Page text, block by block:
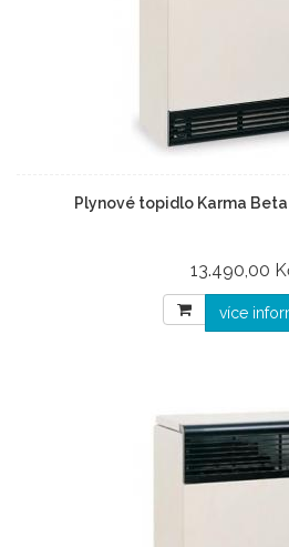
Plynové topidlo Karma Beta
13.490,00
více